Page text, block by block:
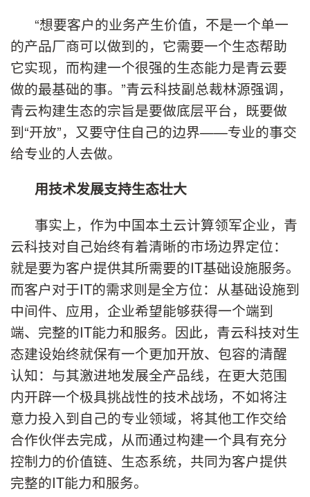
“想要客户的业务产生价值，不是一个单一
的产品厂商可以做到的，它需要一个生态帮助
它实现，而构建一个很强的生态能力是青云要
做的最基础的事。”青云科技副总裁林源强调，
青云构建生态的宗旨是要做底层平台，既要做
到“开放”，又要守住自己的边界——专业的事交
给专业的人去做。
用技术发展支持生态壮大
事实上，作为中国本土云计算领军企业，青
云科技对自己始终有着清晰的市场边界定位：
就是要为客户提供其所需要的IT基础设施服务。
而客户对于IT的需求则是全方位：从基础设施到
中间件、应用，企业希望能够获得一个端到
端、完整的IT能力和服务。因此，青云科技对生
态建设始终就保有一个更加开放、包容的清醒
认知：与其激进地发展全产品线，在更大范围
内开辟一个极具挑战性的技术战场，不如将注
意力投入到自己的专业领域，将其他工作交给
合作伙伴去完成，从而通过构建一个具有充分
控制力的价值链、生态系统，共同为客户提供
完整的IT能力和服务。